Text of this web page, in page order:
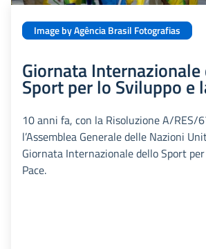
Image by Agência Brasil Fotografias
Giornata
Sport per lo Sviluppo e
10 anni fa, con la Risoluzione A/RES/
l’Assemblea Generale delle Nazioni
Giornata Internazionale dello Sport
Pace.